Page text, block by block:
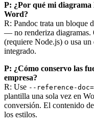
P: ¿Por qué mi diagrama
Word?
R: Pandoc trata un bloque
— no renderiza diagramas.
(requiere Node.js) o usa
integrado.
P: ¿Cómo conservo las
empresa?
R: Use --reference-
plantilla una sola vez en
conversión. El contenido
los estilos.